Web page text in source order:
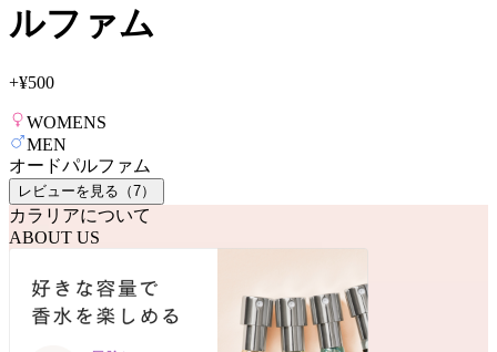
ルファム
+¥500
WOMENS
MEN
オードパルファム
レビューを見る（7）
カラリアについて
ABOUT US